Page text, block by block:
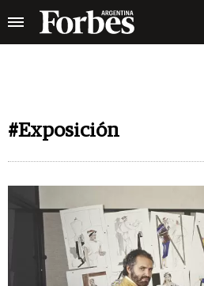
#Exposición